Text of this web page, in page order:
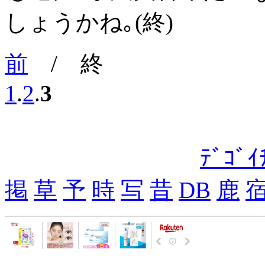
しょうかね｡(終)
前 / 終
1.2.3
ﾃﾞｺﾞ
掲 草 予 時 写 昔 DB 鹿